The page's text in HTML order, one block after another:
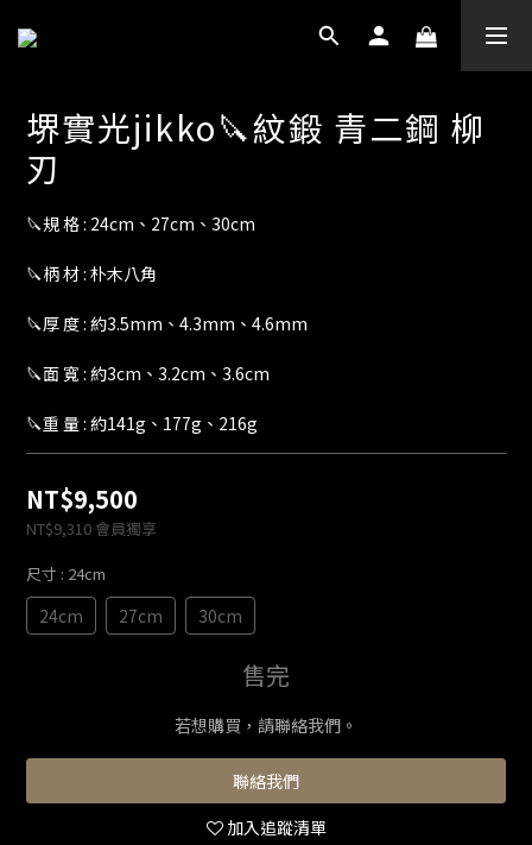
堺實光jikko🔪紋鍛 青二鋼 柳
刃
🔪規 格 : 24cm、27cm、30cm
🔪柄 材 : 朴木八角
🔪厚 度 : 約3.5mm、4.3mm、4.6mm
🔪面 寬 : 約3cm、3.2cm、3.6cm
🔪重 量 : 約141g、177g、216g
NT$9,500
NT$9,310 會員獨享
尺寸 : 24cm
24cm 27cm 30cm
售完
若想購買，請聯絡我們。
聯絡我們
加入追蹤清單